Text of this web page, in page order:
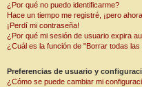
¿Por qué no puedo identificarme?
Hace un tiempo me registré, ¡pero
¡Perdí mi contraseña!
¿Por qué mi sesión de usuario expira
¿Cuál es la función de "Borrar todas
Preferencias de usuario y
¿Cómo se puede cambiar mi